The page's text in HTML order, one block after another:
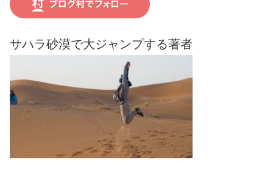
サハラ砂漠で大ジャンプする著者